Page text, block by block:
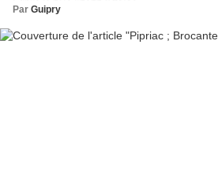
Par Guipry